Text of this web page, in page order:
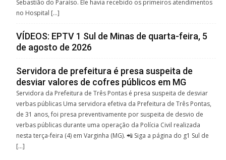
Sebastião do Paraíso. Ele havia recebido os primeiros atendimentos
no Hospital […]
VÍDEOS: EPTV 1 Sul de Minas de quarta-feira, 5
de agosto de 2026
Servidora de prefeitura é presa suspeita de
desviar valores de cofres públicos em MG
Servidora da Prefeitura de Três Pontas é presa suspeita de desviar
verbas públicas Uma servidora efetiva da Prefeitura de Três Pontas,
de 31 anos, foi presa preventivamente por suspeita de desvio de
verbas públicas durante uma operação da Polícia Civil realizada
nesta terça-feira (4) em Varginha (MG). 📲 Siga a página do g1 Sul de
[…]